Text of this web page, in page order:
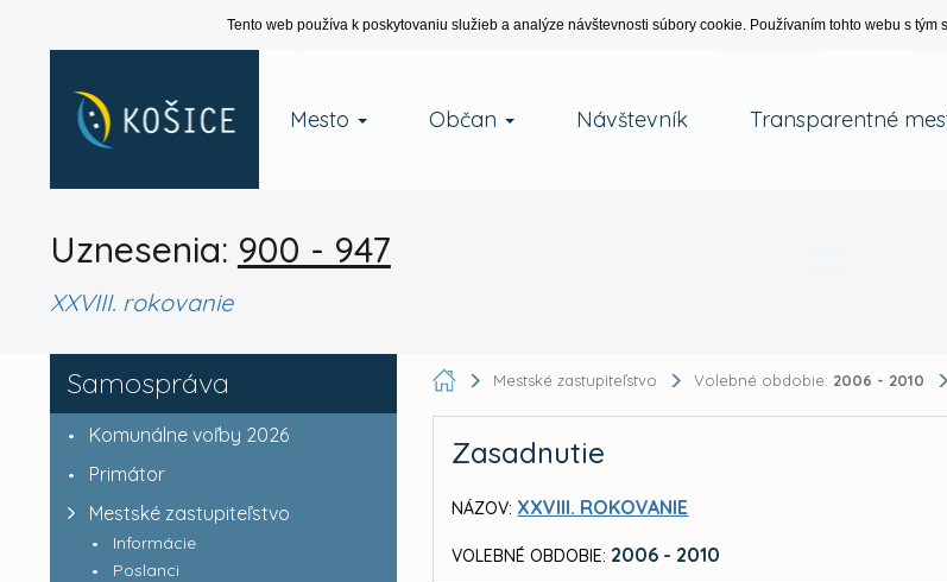
Tento web používa k poskytovaniu služieb a analýze návštevnosti súbory cookie. Používaním tohto webu s tým
Mesto Občan Návštevník Transparentné
Uznesenia: 900 - 947
XXVIII. rokovanie
Samospráva
Komunálne voľby 2026
Primátor
Mestské zastupiteľstvo
Informácie
Poslanci
Mestské zastupiteľstvo Volebné obdobie: 2006 - 2010
Zasadnutie
NÁZOV: XXVIII. ROKOVANIE
VOLEBNÉ OBDOBIE: 2006 - 2010